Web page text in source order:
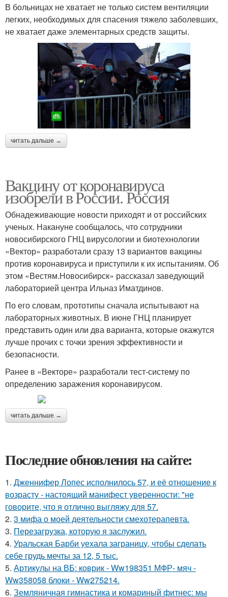
В больницах не хватает не только систем вентиляции
легких, необходимых для спасения тяжело заболевших,
не хватает даже элементарных средств защиты.
читать дальше →
Вакцину от коронавируса
изобрели в России. Россия
Обнадеживающие новости приходят и от российских
ученых. Накануне сообщалось, что сотрудники
новосибирского ГНЦ вирусологии и биотехнологии
«Вектор» разработали сразу 13 вариантов вакцины
против коронавируса и приступили к их испытаниям. Об
этом «Вестям.Новосибирск» рассказал заведующий
лабораторией центра Ильназ Иматдинов.
По его словам, прототипы сначала испытывают на
лабораторных животных. В июне ГНЦ планирует
представить один или два варианта, которые окажутся
лучше прочих с точки зрения эффективности и
безопасности.
Ранее в «Векторе» разработали тест-систему по
определению заражения коронавирусом.
читать дальше →
Последние обновления на сайте:
1. Дженнифер Лопес исполнилось 57, и её отношение к
возрасту - настоящий манифест уверенности: "не
говорите, что я отлично выгляжу для 57.
2. 3 мифа о моей деятельности смехотерапевта.
3. Перезагрузка, которую я заслужил.
4. Уральская Барби уехала заграницу, чтобы сделать
себе грудь мечты за 12, 5 тыс.
5. Артикулы на ВБ: коврик - Ww198351 МФР- мяч -
Ww358058 блоки - Ww275214.
6. Земляничная гимнастика и комариный фитнес: мы